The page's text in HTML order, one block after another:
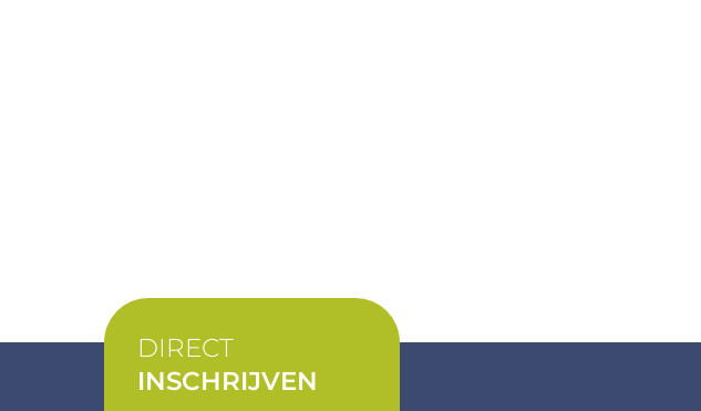
DIRECT
INSCHRIJVEN